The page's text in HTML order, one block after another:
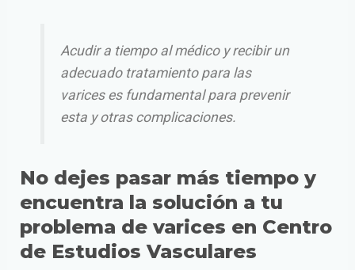
Acudir a tiempo al médico y recibir un
adecuado tratamiento para las
varices es fundamental para prevenir
esta y otras complicaciones.
No dejes pasar más tiempo y
encuentra la solución a tu
problema de varices en Centro
de Estudios Vasculares